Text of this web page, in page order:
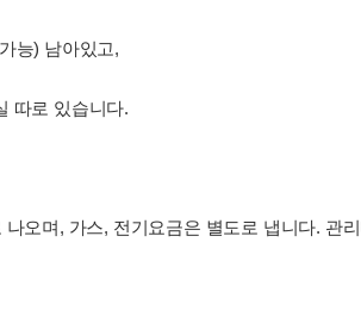
능) 남아있고,
따로 있습니다.
오며, 가스, 전기요금은 별도로 냅니다. 관